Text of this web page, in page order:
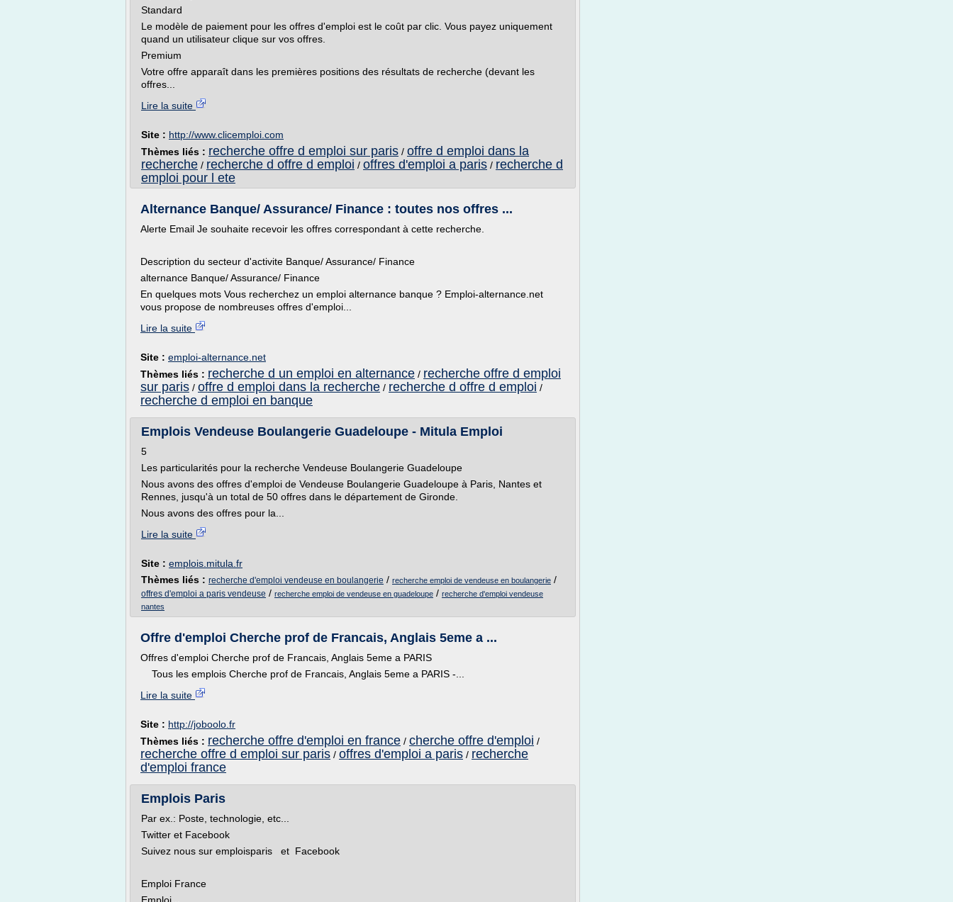
Standard
Le modèle de paiement pour les offres d'emploi est le coût par clic. Vous payez uniquement
quand un utilisateur clique sur vos offres.
Premium
Votre offre apparaît dans les premières positions des résultats de recherche (devant les
offres...
Lire la suite
Site : http://www.clicemploi.com
Thèmes liés : recherche offre d emploi sur paris / offre d emploi dans la
recherche / recherche d offre d emploi / offres d'emploi a paris / recherche d
emploi pour l ete
Alternance Banque/ Assurance/ Finance : toutes nos offres ...
Alerte Email Je souhaite recevoir les offres correspondant à cette recherche.
Description du secteur d'activite Banque/ Assurance/ Finance
alternance Banque/ Assurance/ Finance
En quelques mots Vous recherchez un emploi alternance banque ? Emploi-alternance.net
vous propose de nombreuses offres d'emploi...
Lire la suite
Site : emploi-alternance.net
Thèmes liés : recherche d un emploi en alternance / recherche offre d emploi
sur paris / offre d emploi dans la recherche / recherche d offre d emploi /
recherche d emploi en banque
Emplois Vendeuse Boulangerie Guadeloupe - Mitula Emploi
5
Les particularités pour la recherche Vendeuse Boulangerie Guadeloupe
Nous avons des offres d'emploi de Vendeuse Boulangerie Guadeloupe à Paris, Nantes et
Rennes, jusqu'à un total de 50 offres dans le département de Gironde.
Nous avons des offres pour la...
Lire la suite
Site : emplois.mitula.fr
Thèmes liés : recherche d'emploi vendeuse en boulangerie / recherche emploi de vendeuse en boulangerie /
offres d'emploi a paris vendeuse / recherche emploi de vendeuse en guadeloupe / recherche d'emploi vendeuse
nantes
Offre d'emploi Cherche prof de Francais, Anglais 5eme a ...
Offres d'emploi Cherche prof de Francais, Anglais 5eme a PARIS
Tous les emplois Cherche prof de Francais, Anglais 5eme a PARIS -...
Lire la suite
Site : http://joboolo.fr
Thèmes liés : recherche offre d'emploi en france / cherche offre d'emploi /
recherche offre d emploi sur paris / offres d'emploi a paris / recherche
d'emploi france
Emplois Paris
Par ex.: Poste, technologie, etc...
Twitter et Facebook
Suivez nous sur emploisparis et Facebook
Emploi France